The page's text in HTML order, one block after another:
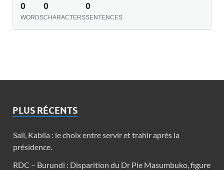
0
WORDS
0
CHARACTERS
0
SENTENCES
PLUS RÉCENTS
Sall, Kabila : le choix entre servir et trahir après la
présidence.
RDC – Burundi : Disparition du Dr Pie Masumbuko, figure